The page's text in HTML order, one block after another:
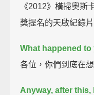
《2012》橫掃奧斯
獎提名的天啟紀錄
What happened
各位，你們到底在
Anyway, after this,